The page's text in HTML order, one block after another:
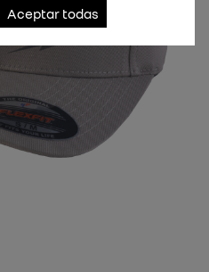
Aceptar todas